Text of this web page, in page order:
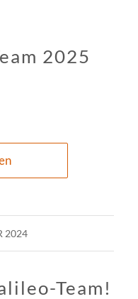
2025
2024
Team!